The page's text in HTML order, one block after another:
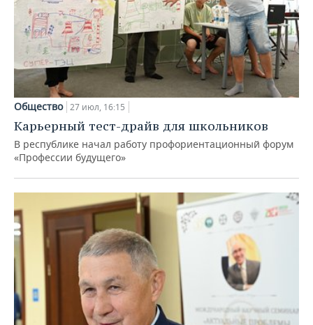
Общество 27 июл, 16:15
Карьерный тест-драйв для школьников
В республике начал работу профориентационный форум
«Профессии будущего»